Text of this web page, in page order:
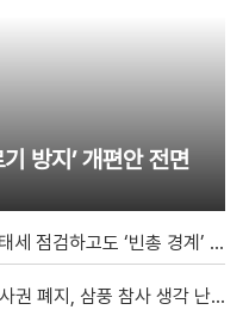
방지’ 개편안 전면
검하고도 ‘빈총 경계’ 몰랐다
, 삼풍 참사 생각 난다” [현장영상]